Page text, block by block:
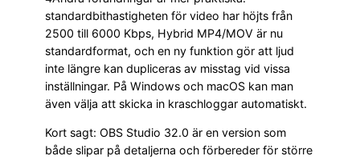
standardbithastigheten för video har höjts från
2500 till 6000 Kbps, Hybrid MP4/MOV är nu
standardformat, och en ny funktion gör att ljud
inte längre kan dupliceras av misstag vid vissa
inställningar. På Windows och macOS kan man
även välja att skicka in kraschloggar automatiskt.
Kort sagt: OBS Studio 32.0 är en version som
både slipar på detaljerna och förbereder för större